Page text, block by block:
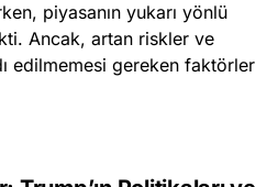
piyasanın yukarı yönlü
Ancak, artan riskler ve
edilmemesi gereken faktörler